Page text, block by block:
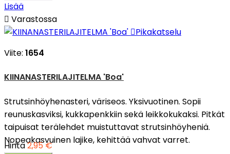
Lisää
 Varastossa
Pikakatselu
Viite: 1654
KIINANASTERILAJITELMA 'Boa'
Strutsinhöyhenasteri, väriseos. Yksivuotinen. Sopii
reunuskasviksi, kukkapenkkiin sekä leikkokukaksi. Pitkät
taipuisat terälehdet muistuttavat strutsinhöyheniä.
Nopeakasvuinen lajike, kehittää vahvat varret.
Hinta2,95 €